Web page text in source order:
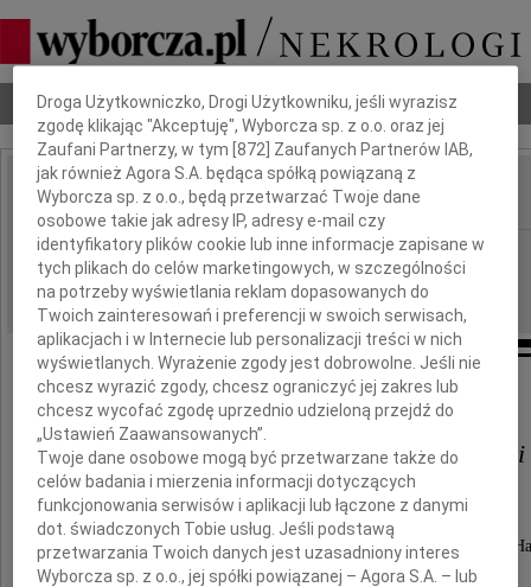
Nekrologi Odeszli Poradnik pogrzebowy
IMIĘ I NAZWISKO:
REGION: Kielce
DATA EMISJI: 18.12.2015
Panu
Zbigniewowi Kudasiewiczowi
Prezesowi Przedsiębiorstwa Usług Technicznych i
FMK Spółka z o.o w Leszczach
Dbamy o Twoją prywatność
Droga Użytkowniczko, Drogi Użytkowniku, jeśli wyrazisz
zgodę klikając "Akceptuję", Wyborcza sp. z o.o. oraz jej
Zaufani Partnerzy, w tym [872] Zaufanych Partnerów IAB,
jak również Agora S.A. będąca spółką powiązaną z
Wyborcza sp. z o.o., będą przetwarzać Twoje dane
osobowe takie jak adresy IP, adresy e-mail czy
identyfikatory plików cookie lub inne informacje zapisane w
tych plikach do celów marketingowych, w szczególności
na potrzeby wyświetlania reklam dopasowanych do
Twoich zainteresowań i preferencji w swoich serwisach,
aplikacjach i w Internecie lub personalizacji treści w nich
wyświetlanych. Wyrażenie zgody jest dobrowolne. Jeśli nie
chcesz wyrazić zgody, chcesz ograniczyć jej zakres lub
chcesz wycofać zgodę uprzednio udzieloną przejdź do
„Ustawień Zaawansowanych”.
Twoje dane osobowe mogą być przetwarzane także do
celów badania i mierzenia informacji dotyczących
funkcjonowania serwisów i aplikacji lub łączone z danymi
dot. świadczonych Tobie usług. Jeśli podstawą
przetwarzania Twoich danych jest uzasadniony interes
Wyborcza sp. z o.o., jej spółki powiązanej – Agora S.A. – lub